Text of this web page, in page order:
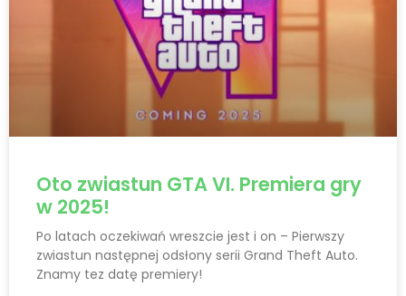
Oto zwiastun GTA VI. Premiera gry
w 2025!
Po latach oczekiwań wreszcie jest i on – Pierwszy
zwiastun następnej odsłony serii Grand Theft Auto.
Znamy tez datę premiery!